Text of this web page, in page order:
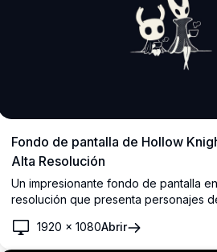
Fondo de pantalla de Hollow
Alta Resolución
Un impresionante fondo de pantalla
resolución que presenta personajes
cuernos contra un fondo oscuro
los fanáticos del juego que buscan
1920 ×1080Abrir